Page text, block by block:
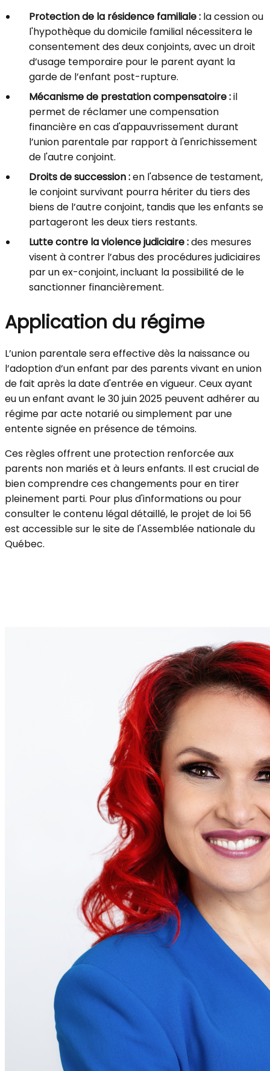
Protection de la résidence familiale : la cession ou
l'hypothèque du domicile familial nécessitera le
consentement des deux conjoints, avec un droit
d’usage temporaire pour le parent ayant la
garde de l’enfant post-rupture.
Mécanisme de prestation compensatoire :il
permet de réclamer une compensation
financière en cas d'appauvrissement durant
l’union parentale par rapport à l'enrichissement
de l'autre conjoint.
Droits de succession :en l'absence de testament,
le conjoint survivant pourra hériter du tiers des
biens de l’autre conjoint, tandis que les enfants se
partageront les deux tiers restants.
Lutte contre la violence judiciaire :des mesures
visent à contrer l’abus des procédures judiciaires
par un ex-conjoint, incluant la possibilité de le
sanctionner financièrement.
Application du régime
L’union parentale sera effective dès la naissance ou
l’adoption d’un enfant par des parents vivant en union
de fait après la date d'entrée en vigueur. Ceux ayant
eu un enfant avant le 30 juin 2025 peuvent adhérer au
régime par acte notarié ou simplement par une
entente signée en présence de témoins.
Ces règles offrent une protection renforcée aux
parents non mariés et à leurs enfants. Il est crucial de
bien comprendre ces changements pour en tirer
pleinement parti. Pour plus d'informations ou pour
consulter le contenu légal détaillé, le projet de loi 56
est accessible sur le site de l'Assemblée nationale du
Québec.